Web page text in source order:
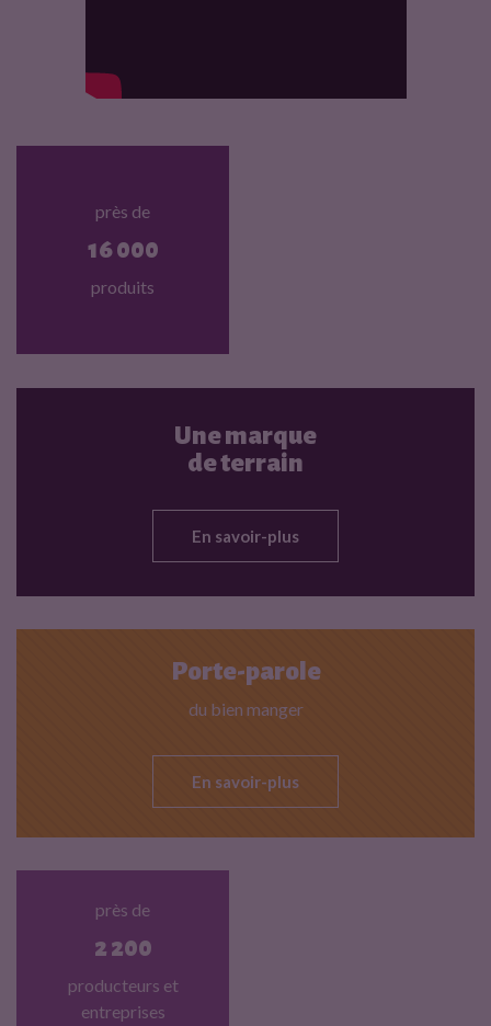
près de
16 000
produits
Une marque
de terrain
En savoir-plus
près de
2 200
producteurs et
entreprises
Porte-parole
du bien manger
En savoir-plus